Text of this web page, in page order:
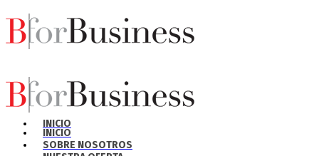
INICIO
INICIO
SOBRE NOSOTROS